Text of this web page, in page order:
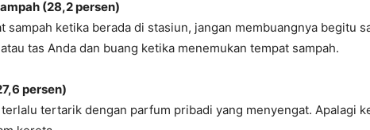
(28,2 persen)
sampah ketika berada di stasiun, jangan membuangnya begitu
tas Anda dan buang ketika menemukan tempat sampah.
persen)
tertarik dengan parfum pribadi yang menyengat. Apalagi